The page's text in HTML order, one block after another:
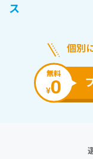
ス
個別
無料
¥0